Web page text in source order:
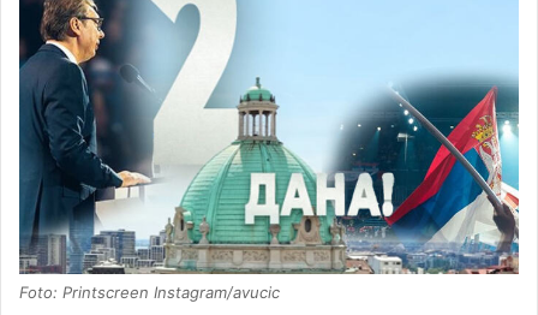
Foto: Printscreen Instagram/avucic